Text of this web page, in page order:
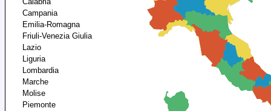
Campania
Emilia-Romagna
Friuli-Venezia Giulia
Lazio
Liguria
Lombardia
Marche
Molise
Piemonte